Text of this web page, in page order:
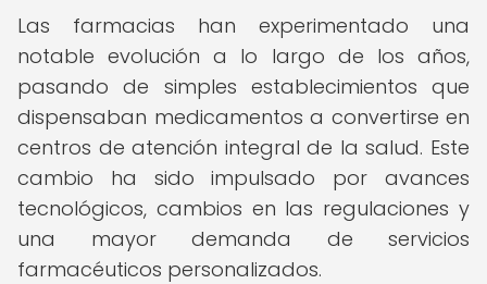
Las farmacias han experimentado una
notable evolución a lo largo de los años,
pasando de simples establecimientos que
dispensaban medicamentos a convertirse en
centros de atención integral de la salud. Este
cambio ha sido impulsado por avances
tecnológicos, cambios en las regulaciones y
una mayor demanda de servicios
farmacéuticos personalizados.